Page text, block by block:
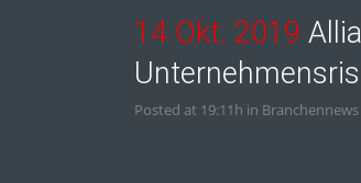
14 Okt. 2019
Posted at 19:11h in Branchennews